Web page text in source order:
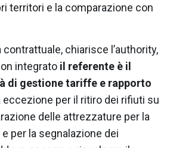
territori e la comparazione con
chiarisce l’authority,
integrato il referente è il
di gestione tariffe e rapporto
eccezione per il ritiro dei rifiuti su
delle attrezzature per la
per la segnalazione dei